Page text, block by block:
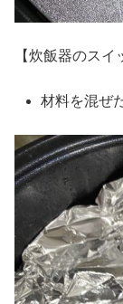
【炊飯器のスイ
材料を混ぜ